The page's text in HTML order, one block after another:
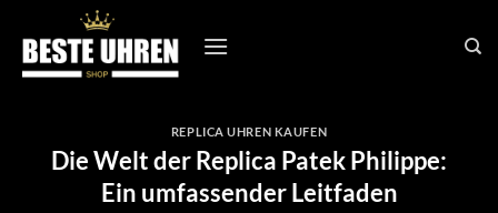
Inhalt
springen
REPLICA UHREN KAUFEN
Die Welt der Replica Patek Philippe:
Ein umfassender Leitfaden